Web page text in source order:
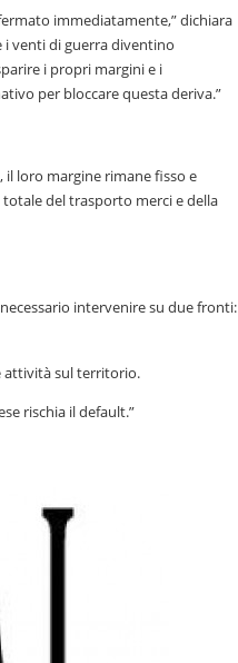
immediatamente,” dichiara
i venti di guerra diventino
i propri margini e i
per bloccare questa deriva.”
loro margine rimane fisso e
del trasporto merci e della
intervenire su due fronti:
attività sul territorio.
rischia il default.”